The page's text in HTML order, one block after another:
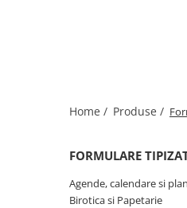
Home / Produse /
FORMULARE
Agende, calendare si
Birotica si Papetarie